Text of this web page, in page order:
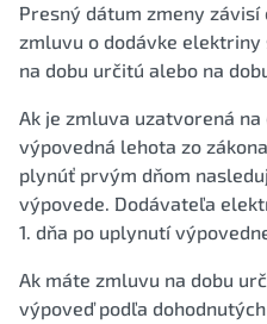
Presný dátum zmeny
zmluvu o dodávke
na dobu určitú alebo na
Ak je zmluva uzatvorená
výpovedná lehota zo
plynúť prvým dňom
výpovede. Dodávateľa
1. dňa po uplynutí
Ak máte zmluvu na dobu
výpoveď podľa